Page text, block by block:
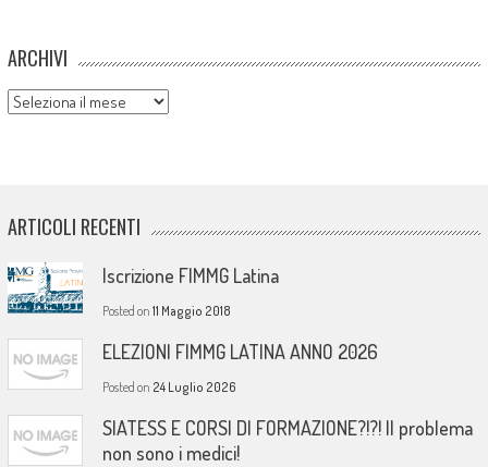
ARCHIVI
Archivi
ARTICOLI RECENTI
Iscrizione FIMMG Latina
Posted on 11 Maggio 2018
ELEZIONI FIMMG LATINA ANNO 2026
Posted on 24 Luglio 2026
SIATESS E CORSI DI FORMAZIONE?!?! Il problema
non sono i medici!